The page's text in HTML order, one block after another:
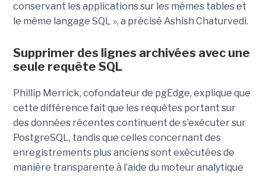
conservant les applications sur les mêmes tables et
le même langage SQL », a précisé Ashish Chaturvedi.
Supprimer des lignes archivées avec une
seule requête SQL
Phillip Merrick, cofondateur de pgEdge, explique que
cette différence fait que les requêtes portant sur
des données récentes continuent de s’exécuter sur
PostgreSQL, tandis que celles concernant des
enregistrements plus anciens sont exécutées de
manière transparente à l’aide du moteur analytique